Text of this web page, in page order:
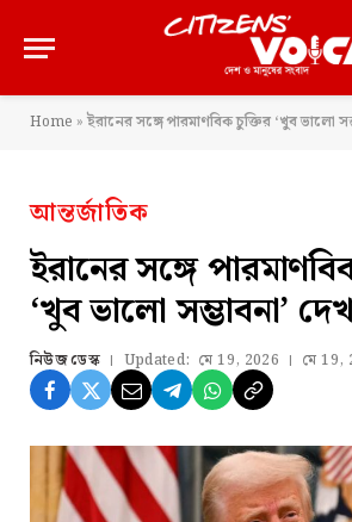
Home » ইরানের সঙ্গে পারমাণবিক চুক্তির ‘খুব ভালো
আন্তর্জাতিক
ইরানের সঙ্গে
‘খুব ভালো সম্ভাবনা’
নিউজ ডেস্ক Updated: মে 19, 2026 মে 19,